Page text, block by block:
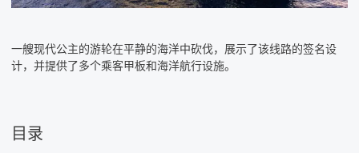
一艘现代公主的游轮在平静的海洋中砍伐，展示了该线路的签名设
计，并提供了多个乘客甲板和海洋航行设施。
目录